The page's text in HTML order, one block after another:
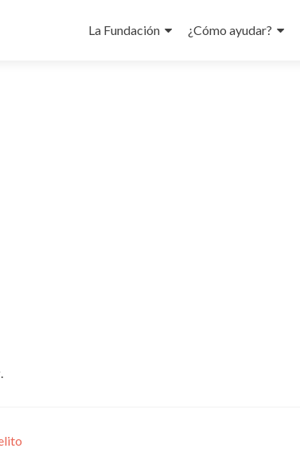
to
La Fundación ¿Cómo ayudar?
.